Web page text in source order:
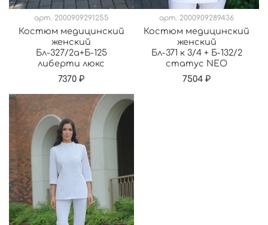
арт. 2000909291255
Костюм медицинский
женский
Бл-327/2а+Б-125
либерти люкс
7370 ₽
арт. 2000909289436
Костюм медицинский
женский
Бл-371 к 3/4 + Б-132/2
статус NEO
7504 ₽